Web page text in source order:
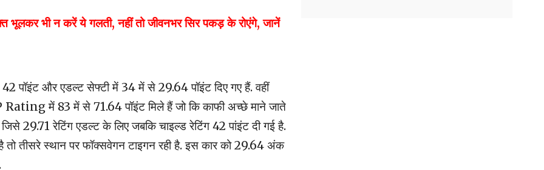
भी न करें ये गलती, नहीं तो जीवनभर सिर पकड़ के रोएंगे, जानें
पॉइंट और एडल्ट सेफ्टी में 34 में से 29.64 पॉइंट दिए गए हैं. वहीं
में 83 में से 71.64 पॉइंट मिले हैं जो कि काफी अच्छे माने जाते
29.71 रेटिंग एडल्ट के लिए जबकि चाइल्ड रेटिंग 42 पांइंट दी गई है.
तो तीसरे स्थान पर फॉक्सवेगन टाइगन रही है. इस कार को 29.64 अंक